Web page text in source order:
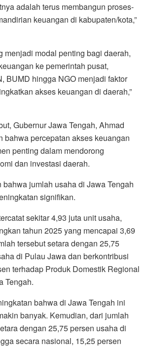
adalah terus membangun proses-
keuangan di kabupaten/kota,”
menjadi modal penting bagi daerah,
ke pemerintah pusat,
BUMD hingga NGO menjadi faktor
akses keuangan di daerah,”
Gubernur Jawa Tengah, Ahmad
bahwa percepatan akses keuangan
penting dalam mendorong
dan investasi daerah.
bahwa jumlah usaha di Jawa Tengah
signifikan.
sekitar 4,93 juta unit usaha,
tahun 2025 yang mencapai 3,69
tersebut setara dengan 25,75
di Pulau Jawa dan berkontribusi
terhadap Produk Domestik Regional
Tengah.
bahwa di Jawa Tengah ini
banyak. Kemudian, dari jumlah
dengan 25,75 persen usaha di
secara nasional, 15,25 persen